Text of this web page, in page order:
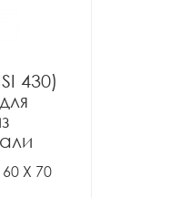
430)
X 70